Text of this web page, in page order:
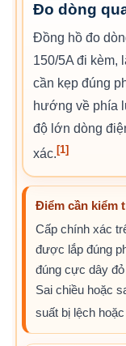
Đo dòng
Đồng hồ đo
150/5A đi kèm,
cần kẹp đúng
hướng về phía
độ lớn dòng
xác. [1]
Điểm cần kiểm
Cấp chính xác
được lắp đúng
đúng cực dây
Sai chiều hoặc
suất bị lệch